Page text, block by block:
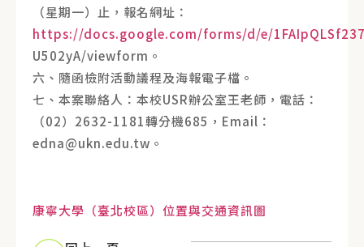
（星期一）止，報名網址：
https://docs.google.com/forms/d/e/
U502yA/viewform。
六、隨函檢附活動議程及海報電子檔。
七、本案聯絡人：本校USR辦公室王老師，電話：
（02）2632-1181轉分機685，Email：
edna@ukn.edu.tw。
康寧大學（臺北校區）位置與交通資訊圖